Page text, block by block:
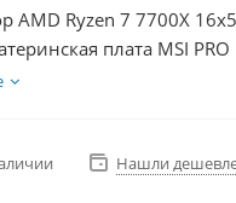
AMD Ryzen 7 7700X
плата MSI
GTX 1650 4Гб, Память
Нашли